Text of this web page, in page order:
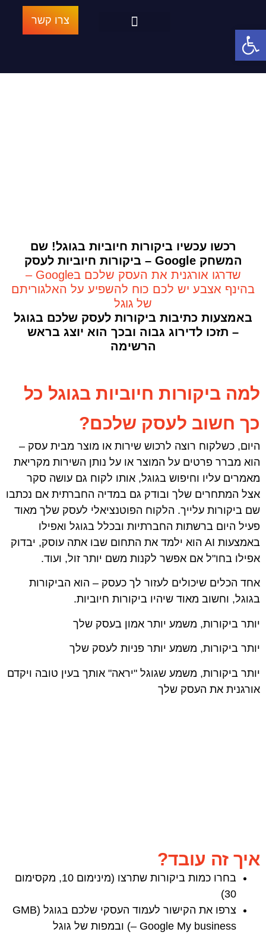
צרו קשר
רכשו עכשיו ביקורות חיוביות בגוגל! שם
המשחק Google – ביקורות חיוביות לעסק
שדרגו אורגנית את העסק שלכם בGoogle –
בהינף אצבע יש לכם כוח להשפיע על האלגוריתם
של גוגל
באמצעות כתיבות ביקורות לעסק שלכם בגוגל
– תזכו לדירוג גבוה ובכך הוא יוצג בראש
הרשימה
למה ביקורות חיוביות בגוגל כל
כך חשוב לעסק שלכם?
היום, כשלקוח רוצה לרכוש שירות או מוצר מבית עסק –
הוא מברר פרטים על המוצר או על נותן השירות מקריאת
מאמרים עליו וחיפוש בגוגל, אותו לקוח גם עושה סקר
אצל המתחרים שלך ובודק גם במדיה החברתית אם נכתבו
שם ביקורות עלייך. הלקוח הפוטנציאלי לעסק שלך מאוד
פעיל היום ברשתות החברתיות ובכלל בגוגל ואפילו
באמצעות AI הוא ילמד את התחום שבו אתה עוסק, יבדוק
אפילו בחו"ל אם אפשר לקנות משם יותר זול, ועוד.
אחד הכלים שיכולים לעזור לך כעסק – הוא הביקורות
בגוגל, וחשוב מאוד שיהיו ביקורות חיוביות.
יותר ביקורות, משמע יותר אמון בעסק שלך
יותר ביקורות, משמע יותר פניות לעסק שלך
יותר ביקורות, משמע שגוגל "יראה" אותך בעין טובה ויקדם
אורגנית את העסק שלך
איך זה עובד?
בחרו כמות ביקורות שתרצו (מינימום 10, מקסימום
30)
צרפו את הקישור לעמוד העסקי שלכם בגוגל (GMB
– Google My business) ובמפות של גוגל
פתח סרגל נגישות